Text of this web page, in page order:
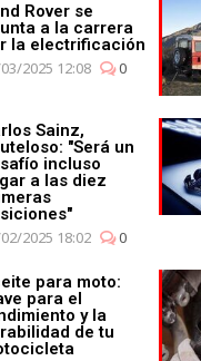
Rover se
a la carrera
la electrificación
2025 12:08
0
Sainz,
"Será un
incluso
a las diez
2025 18:02
0
para moto:
para el
y la
de tu